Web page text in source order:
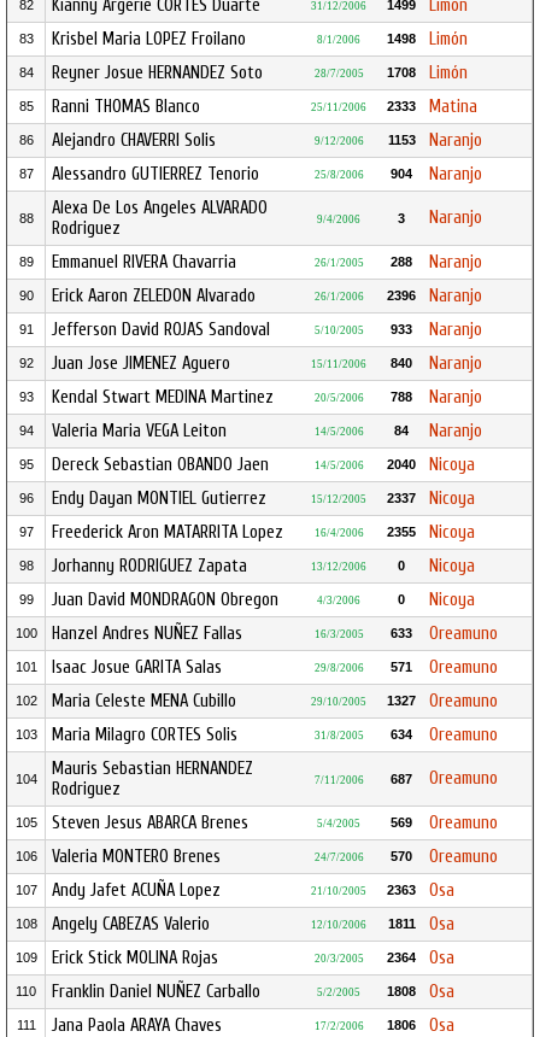
82 Kianny Argerie CORTES Duarte 31/12/2006 1499 Limón
83 Krisbel Maria LOPEZ Froilano 8/1/2006 1498 Limón
84 Reyner Josue HERNANDEZ Soto 28/7/2005 1708 Limón
85 Ranni THOMAS Blanco 25/11/2006 2333 Matina
86 Alejandro CHAVERRI Solis 9/12/2006 1153 Naranjo
87 Alessandro GUTIERREZ Tenorio 25/8/2006 904 Naranjo
88
Alexa De Los Angeles ALVARADO
Rodriguez
9/4/2006 3 Naranjo
89 Emmanuel RIVERA Chavarria 26/1/2005 288 Naranjo
90 Erick Aaron ZELEDON Alvarado 26/1/2006 2396 Naranjo
91 Jefferson David ROJAS Sandoval 5/10/2005 933 Naranjo
92 Juan Jose JIMENEZ Aguero 15/11/2006 840 Naranjo
93 Kendal Stwart MEDINA Martinez 20/5/2006 788 Naranjo
94 Valeria Maria VEGA Leiton 14/5/2006 84 Naranjo
95 Dereck Sebastian OBANDO Jaen 14/5/2006 2040 Nicoya
96 Endy Dayan MONTIEL Gutierrez 15/12/2005 2337 Nicoya
97 Freederick Aron MATARRITA Lopez 16/4/2006 2355 Nicoya
98 Jorhanny RODRIGUEZ Zapata 13/12/2006 0 Nicoya
99 Juan David MONDRAGON Obregon 4/3/2006 0 Nicoya
100 Hanzel Andres NUÑEZ Fallas 16/3/2005 633 Oreamuno
101 Isaac Josue GARITA Salas 29/8/2006 571 Oreamuno
102 Maria Celeste MENA Cubillo 29/10/2005 1327 Oreamuno
103 Maria Milagro CORTES Solis 31/8/2005 634 Oreamuno
104
Mauris Sebastian HERNANDEZ
Rodriguez
7/11/2006 687 Oreamuno
105 Steven Jesus ABARCA Brenes 5/4/2005 569 Oreamuno
106 Valeria MONTERO Brenes 24/7/2006 570 Oreamuno
107 Andy Jafet ACUÑA Lopez 21/10/2005 2363 Osa
108 Angely CABEZAS Valerio 12/10/2006 1811 Osa
109 Erick Stick MOLINA Rojas 20/3/2005 2364 Osa
110 Franklin Daniel NUÑEZ Carballo 5/2/2005 1808 Osa
111 Jana Paola ARAYA Chaves 17/2/2006 1806 Osa